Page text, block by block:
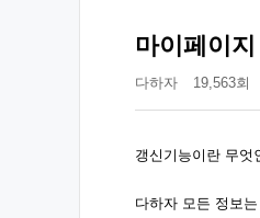
마이페이
다하자 19,563회
갱신기능이란 무엇
다하자 모든 정보